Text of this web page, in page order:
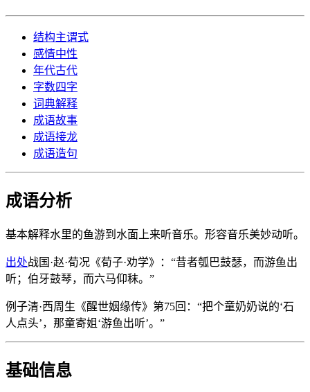
结构主谓式
感情中性
年代古代
字数四字
词典解释
成语故事
成语接龙
成语造句
成语分析
基本解释水里的鱼游到水面上来听音乐。形容音乐美妙动听。
出处战国·赵·荀况《荀子·劝学》：“昔者瓠巴鼓瑟，而游鱼出
听；伯牙鼓琴，而六马仰秣。”
例子清·西周生《醒世姻缘传》第75回：“把个童奶奶说的‘石
人点头’，那童寄姐‘游鱼出听’。”
基础信息